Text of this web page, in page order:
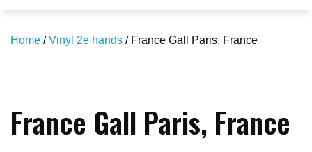
Home /Vinyl 2e hands / France Gall Paris, France
France Gall Paris, France